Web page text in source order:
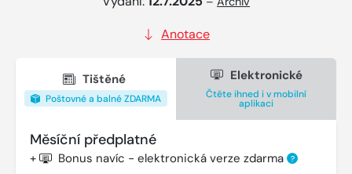
Anotace
Tištěné
Poštovné a balné ZDARMA
Elektronické
Čtěte ihned i v mobilní
aplikaci
Měsíční předplatné
+ Bonus navíc - elektronická verze zdarma ?